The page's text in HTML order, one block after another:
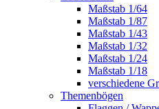
Maßstab 1/64
Maßstab 1/87
Maßstab 1/43
Maßstab 1/32
Maßstab 1/24
Maßstab 1/18
verschiedene
Themenbögen